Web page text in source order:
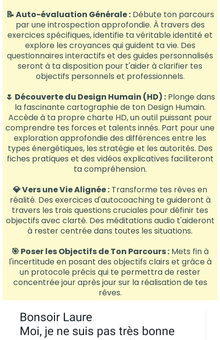
📝​ Auto-évaluation Générale :Débute ton parcours
par une introspection approfondie. À travers des
exercices spécifiques, identifie ta véritable identité et
explore les croyances qui guident ta vie. Des
questionnaires interactifs et des guides personnalisés
seront à ta disposition pour t'aider à clarifier tes
objectifs personnels et professionnels.
🌷​ Découverte du Design Humain (HD) :Plonge dans
la fascinante cartographie de ton Design Humain.
Accède à ta propre charte HD, un outil puissant pour
comprendre tes forces et talents innés. Part pour une
exploration approfondie des différences entre les
types énergétiques, les stratégie et les autorités. Des
fiches pratiques et des vidéos explicatives faciliteront
ta compréhension.
💎 Vers une Vie Alignée : Transforme tes rêves en
réalité. Des exercices d'autocoaching te guideront à
travers les trois questions cruciales pour définir tes
objectifs avec clarté. Des méditations audio t'aideront
à rester centrée dans toutes les situations.
🎯​ Poser les Objectifs de Ton Parcours : Mets fin à
l'incertitude en posant des objectifs clairs et grâce à
un protocole précis qui te permettra de rester
concentrée jour après jour sur la réalisation de tes
rêves.